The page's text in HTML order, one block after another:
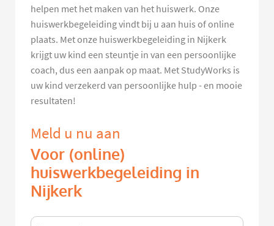
helpen met het maken van het huiswerk. Onze
huiswerkbegeleiding vindt bij u aan huis of online
plaats. Met onze huiswerkbegeleiding in Nijkerk
krijgt uw kind een steuntje in van een persoonlijke
coach, dus een aanpak op maat. Met StudyWorks is
uw kind verzekerd van persoonlijke hulp - en mooie
resultaten!
Meld u nu aan
Voor (online)
huiswerkbegeleiding in
Nijkerk